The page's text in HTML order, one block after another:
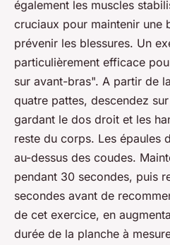
également les muscles
cruciaux pour maintenir une
prévenir les blessures. Un
particulièrement efficace
sur avant-bras". A partir de la
quatre pattes, descendez
gardant le dos droit et les
reste du corps. Les épaules
au-dessus des coudes.
pendant 30 secondes, puis
secondes avant de
de cet exercice, en
durée de la planche à